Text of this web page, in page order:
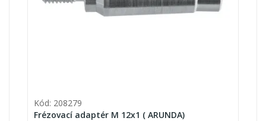
Kód: 208279
Frézovací adaptér M 12x1 ( ARUNDA)